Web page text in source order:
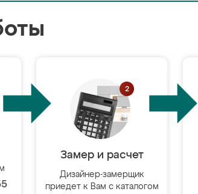
Замер и расчет
Дизайнер-замерщик
приедет к Вам с каталогом